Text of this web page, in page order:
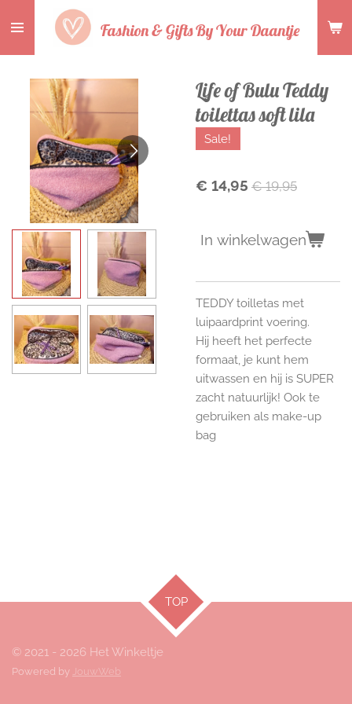
direct
naar
hoofdinhoud
Fashion & Gifts By Your Daantje
Life of Bulu Teddy
toilettas soft lila
Sale!
€ 14,95 € 19,95
In winkelwagen
TEDDY toilletas met
luipaardprint voering.
Hij heeft het perfecte
formaat, je kunt hem
uitwassen en hij is SUPER
zacht natuurlijk! Ook te
gebruiken als make-up
bag
TOP
© 2021 - 2026 Het Winkeltje
Powered by JouwWeb